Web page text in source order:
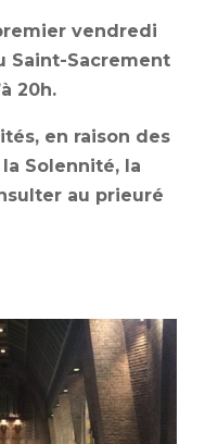
vendredi
Saint-Sacrement
20h.
en raison des
Solennité, la
au prieuré